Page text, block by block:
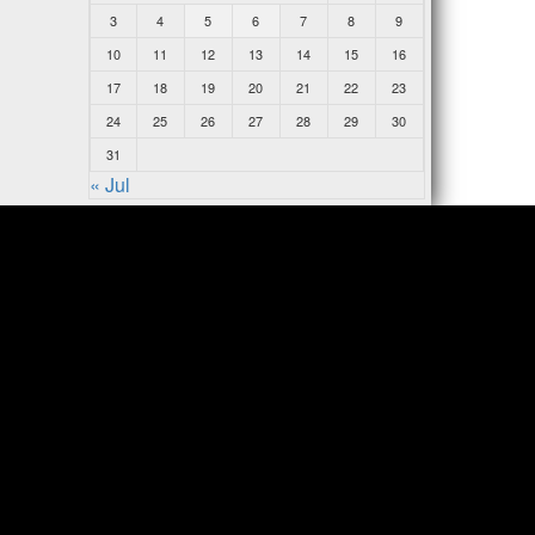
3
4 5 6 7 8
9
10
11 12 13 14 15
16
17
18 19 20 21 22
23
24
25 26 27 28 29
30
31
« Jul